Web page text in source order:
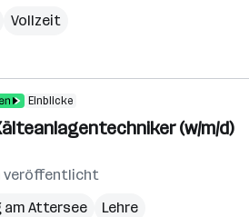
Vollzeit
Einblicke
(w/m/d)
veröffentlicht
am Attersee
Lehre